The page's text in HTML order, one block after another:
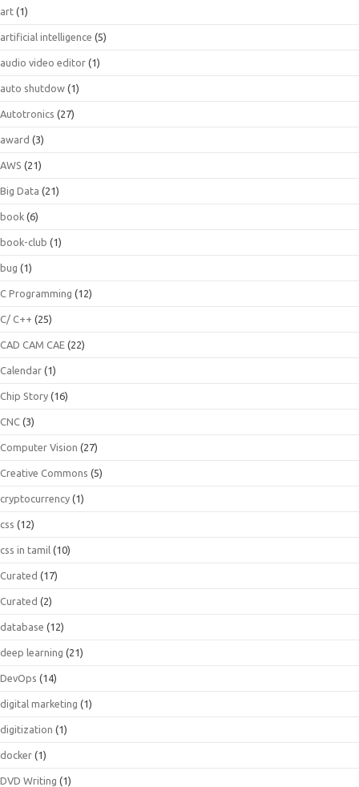
art (1)
artificial intelligence (5)
audio video editor (1)
auto shutdow (1)
Autotronics (27)
award (3)
AWS (21)
Big Data (21)
book (6)
book-club (1)
bug (1)
C Programming (12)
C/ C++ (25)
CAD CAM CAE (22)
Calendar (1)
Chip Story (16)
CNC (3)
Computer Vision (27)
Creative Commons (5)
cryptocurrency (1)
css (12)
css in tamil (10)
Curated (17)
Curated (2)
database (12)
deep learning (21)
DevOps (14)
digital marketing (1)
digitization (1)
docker (1)
DVD Writing (1)